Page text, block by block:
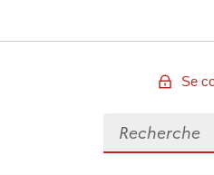
Se
Rechercher